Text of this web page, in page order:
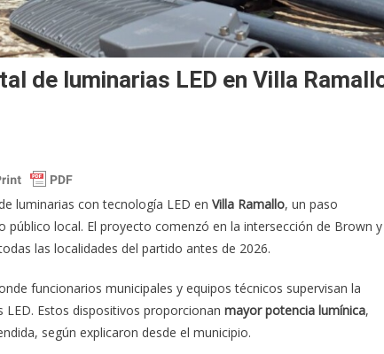
de luminarias LED en Villa
luminarias con tecnología LED en Villa Ramallo, un paso
local. El proyecto comenzó en la intersección de Brown y
las localidades del partido antes de 2026.
funcionarios municipales y equipos técnicos supervisan la
Estos dispositivos proporcionan mayor potencia lumínica,
según explicaron desde el municipio.